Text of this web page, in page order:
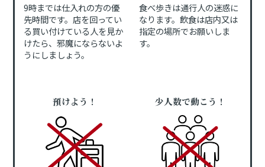
9時までは仕入れの方の優
先時間です。店を回ってい
る買い付けている人を見か
けたら、邪魔にならないよ
うにしましょう。
食べ歩きは通行人の迷惑に
なります。飲食は店内又は
指定の場所でお願いしま
す。
預けよう！ 少人数で動こう！